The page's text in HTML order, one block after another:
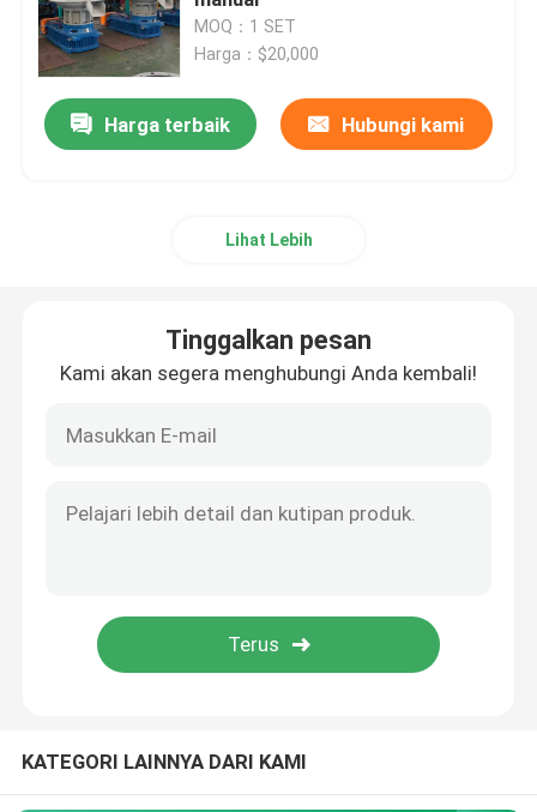
Mesin Pellet Kayu Industri
Lini produksi pelet biomassa
Penghancur Hammer Mill
Peralatan Pengeringan Biomassa
Pendingin Pelet
Aksesoris Mesin Pellet
MOQ：1 SET
Harga：$20,000
Harga terbaik Hubungi kami
Lihat Lebih
Tinggalkan pesan
Kami akan segera menghubungi Anda kembali!
KATEGORI LAINNYA DARI KAMI